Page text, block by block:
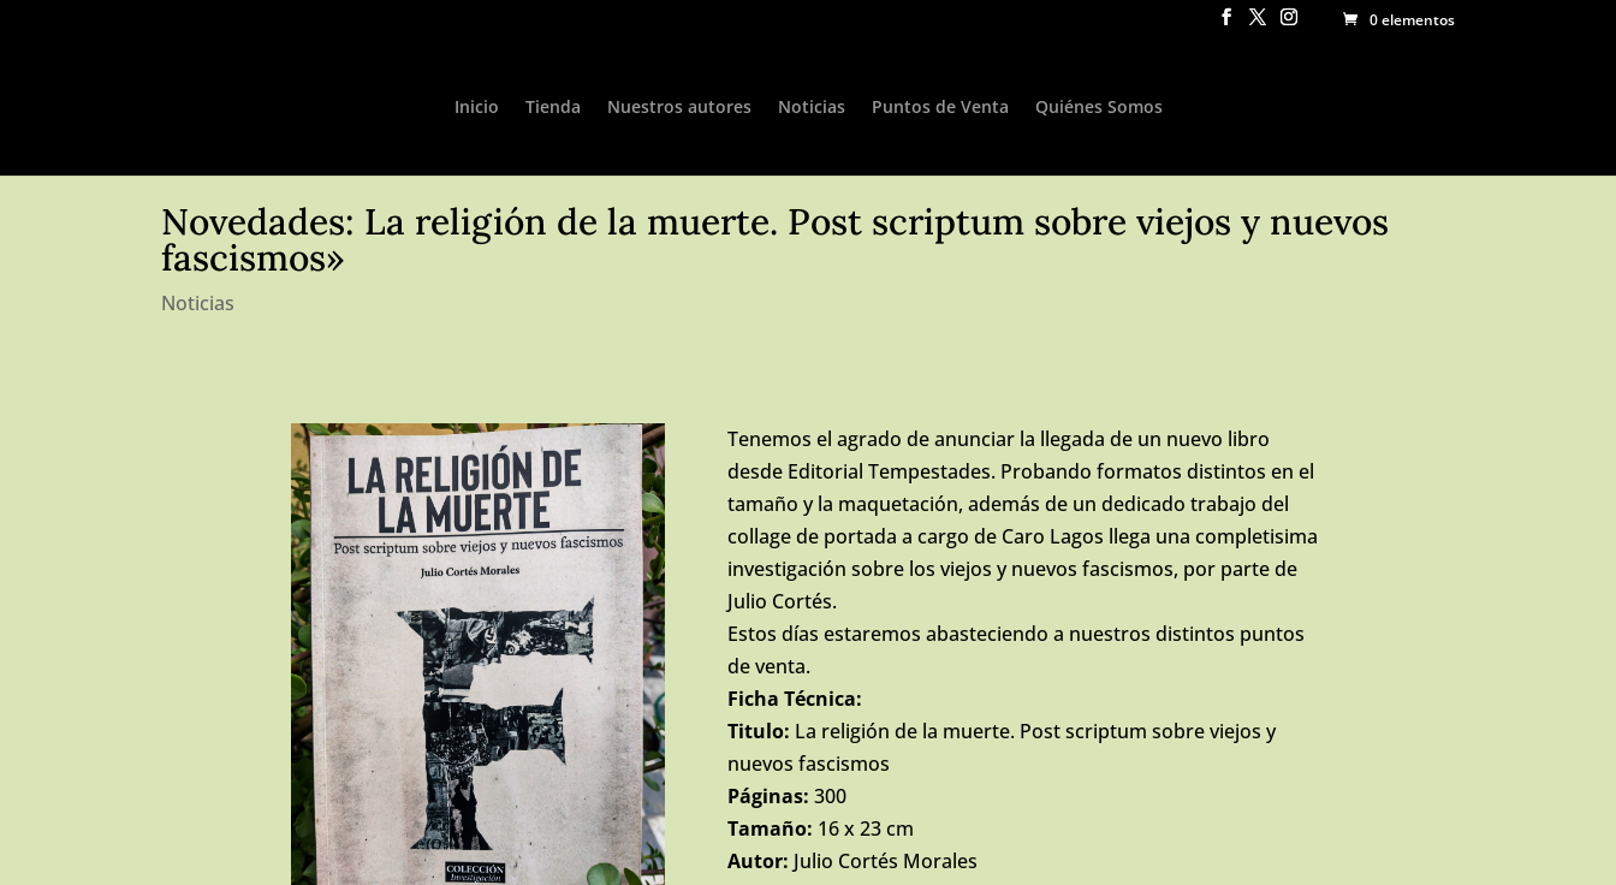
0 elementos
Inicio Tienda Nuestros autores Noticias Puntos de Venta Quiénes Somos
Novedades: La religión de la muerte. Post scriptum sobre viejos y nuevos
fascismos»
Noticias
Tenemos el agrado de anunciar la llegada de un nuevo libro
desde Editorial Tempestades. Probando formatos distintos en el
tamaño y la maquetación, además de un dedicado trabajo del
collage de portada a cargo de Caro Lagos llega una completisima
investigación sobre los viejos y nuevos fascismos, por parte de
Julio Cortés.
Estos días estaremos abasteciendo a nuestros distintos puntos
de venta.
Ficha Técnica:
Titulo: La religión de la muerte. Post scriptum sobre viejos y
nuevos fascismos
Páginas: 300
Tamaño: 16 x 23 cm
Autor: Julio Cortés Morales